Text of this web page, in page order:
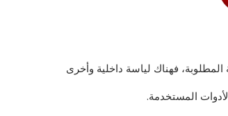
فهناك لياسة داخلية وأخرى
المستخدمة.